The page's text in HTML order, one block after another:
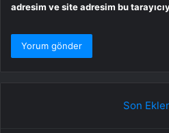
adresim ve site adresim bu
Son